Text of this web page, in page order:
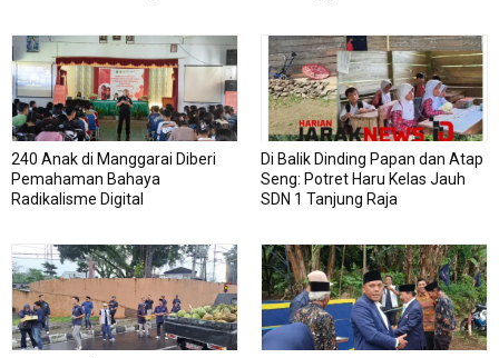
(IRET), Pada 339 siswa kelas XI
dan XII MAN Manggarai Barat
240 Anak di Manggarai Diberi
Pemahaman Bahaya
Radikalisme Digital
Di Balik Dinding Papan dan Atap
Seng: Potret Haru Kelas Jauh
SDN 1 Tanjung Raja